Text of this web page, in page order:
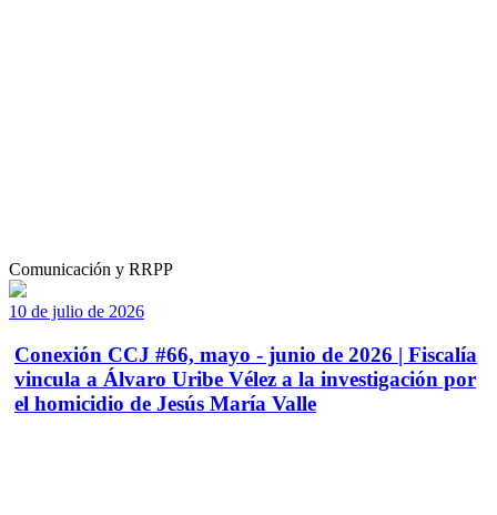
Comunicación y RRPP
10 de julio de 2026
Conexión CCJ #66, mayo - junio de 2026 | Fiscalía
vincula a Álvaro Uribe Vélez a la investigación por
el homicidio de Jesús María Valle